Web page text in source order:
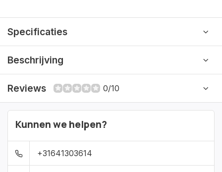
Specificaties
Beschrijving
Reviews 0/10
Kunnen we helpen?
+31641303614